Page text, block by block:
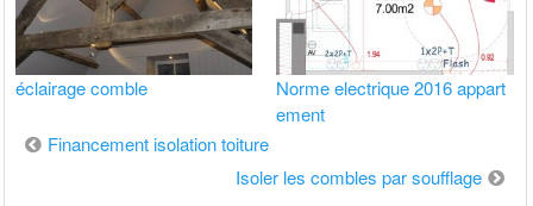
éclairage comble
Norme electrique 2016 appart
ement
Navigation
Financement isolation toiture
Isoler les combles par soufflage